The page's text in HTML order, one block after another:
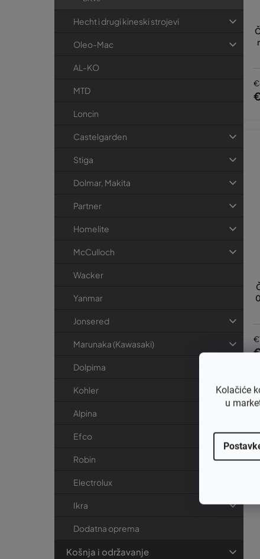
Kolačiće
u
Hecht i drugi kineski strojevi
Oleo-Mac
AL-KO
MTD
Loncin
Castelgarden
Stiga
Dolmar, Makita
Partner
Homelite
McCulloch
Wacker
Yanmar
Jonsered
Marunaka (Kawasaki)
Dolpima
Kohler
Alpina
Efco
Robin
Electrolux
Ikra
Dodatna oprema
Košnja i održavanje